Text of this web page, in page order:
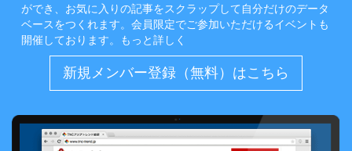
ができ、お気に入りの記事をスクラップして自分だけのデータ
ベースをつくれます。会員限定でご参加いただけるイベントも
開催しております。
もっと詳しく
新規メンバー登録（無料）はこちら